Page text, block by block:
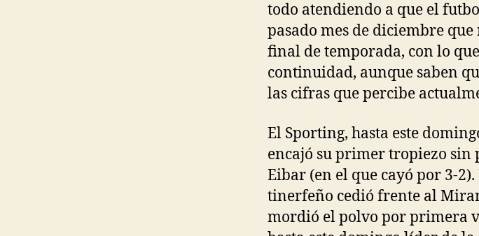
todo atendiendo a que el
pasado mes de diciembre
final de temporada, con lo
continuidad, aunque saben
las cifras que percibe
El Sporting, hasta este
encajó su primer tropiezo sin
Eibar (en el que cayó por 3-
tinerfeño cedió frente al
mordió el polvo por primera